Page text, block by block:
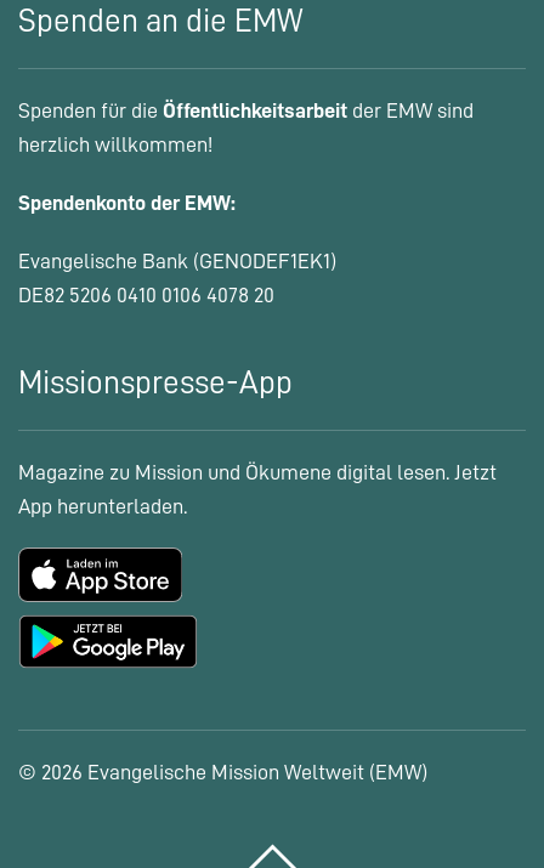
Spenden an die EMW
Spenden für die Öffentlichkeitsarbeit der EMW sind
herzlich willkommen!
Spendenkonto der EMW:
Evangelische Bank (GENODEF1EK1)
DE82 5206 0410 0106 4078 20
Missionspresse-App
Magazine zu Mission und Ökumene digital lesen. Jetzt
App herunterladen.
© 2026 Evangelische Mission Weltweit (EMW)